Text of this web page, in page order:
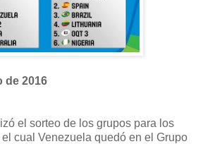
de 2016
el sorteo de los grupos para los
cual Venezuela quedó en el Grupo